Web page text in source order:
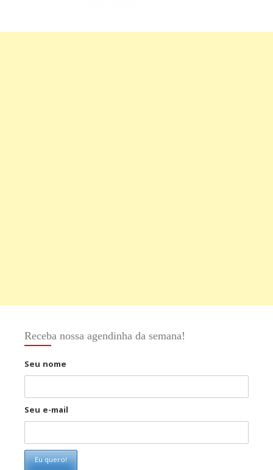
Receba nossa agendinha da semana!
Seu nome
Seu e-mail